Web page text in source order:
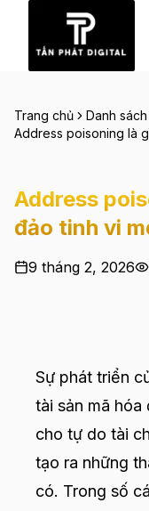
Trang chủ
Danh
Address poisoning là
Address
đảo tinh vi
9 tháng 2, 2026
Sự phát triển
tài sản mã hóa
cho tự do tài
tạo ra những
có. Trong số